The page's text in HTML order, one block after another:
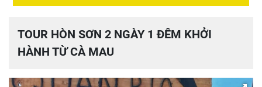
TOUR HÒN SƠN 2 NGÀY 1 ĐÊM KHỞI
HÀNH TỪ CÀ MAU